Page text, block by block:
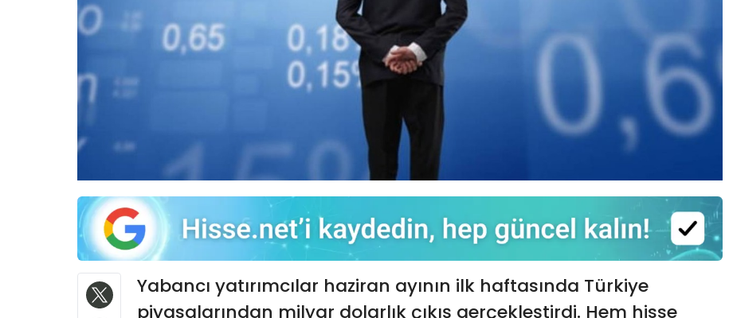
Yabancı yatırımcılar haziran ayının ilk haftasında Türkiye
piyasalarından milyar dolarlık çıkış gerçekleştirdi. Hem hisse